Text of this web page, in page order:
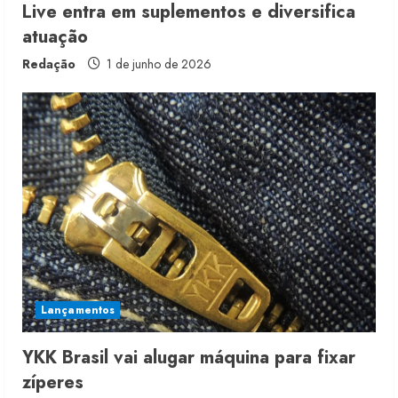
Live entra em suplementos e diversifica
atuação
Redação 1 de junho de 2026
Lançamentos
YKK Brasil vai alugar máquina para fixar
zíperes
2
Moda vende US$63,7 bilhões em
produtos licenciados
6 de agosto de 2026
3
Renata Caixeta assume Movimento
Sou de Algodão
5 de agosto de 2026